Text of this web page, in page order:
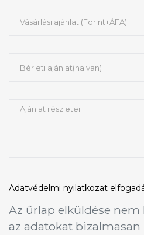
Adatvédelmi nyilatkozat
Az űrlap elküldése
az adatokat bizalmasan